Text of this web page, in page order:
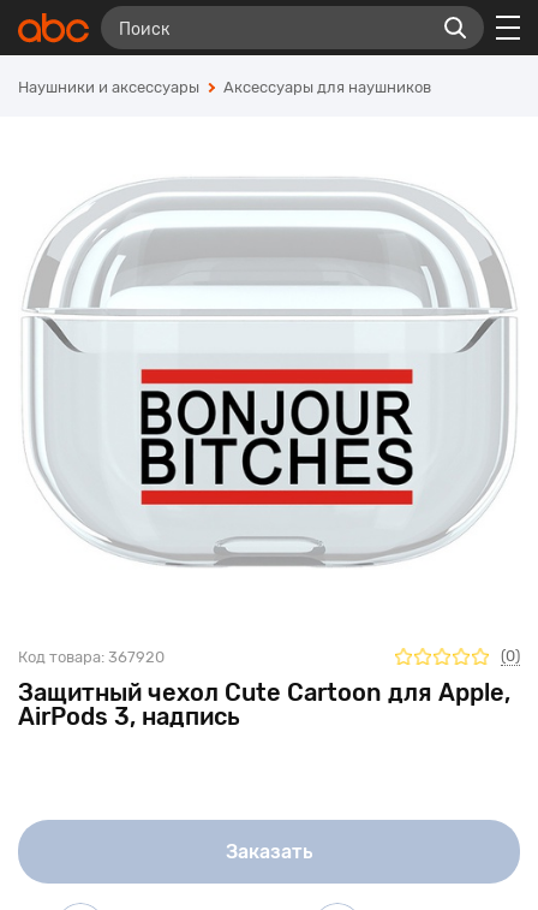
Наушники и аксессуары Аксессуары для наушников
Защитный чехол Cute Cartoon для Apple,
AirPods 3, надпись
Код товара: 367920 (0)
Заказать